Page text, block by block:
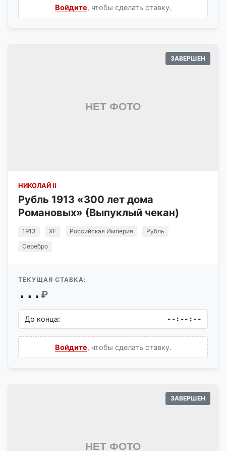
Войдите, чтобы сделать ставку.
ЗАВЕРШЕН
НИКОЛАЙ II
Рубль 1913 «300 лет дома
Романовых» (Выпуклый чекан)
1913 XF Российская Империя
Рубль
Серебро
ТЕКУЩАЯ СТАВКА:
... ₽
До конца: --:--:--
Войдите, чтобы сделать ставку.
ЗАВЕРШЕН